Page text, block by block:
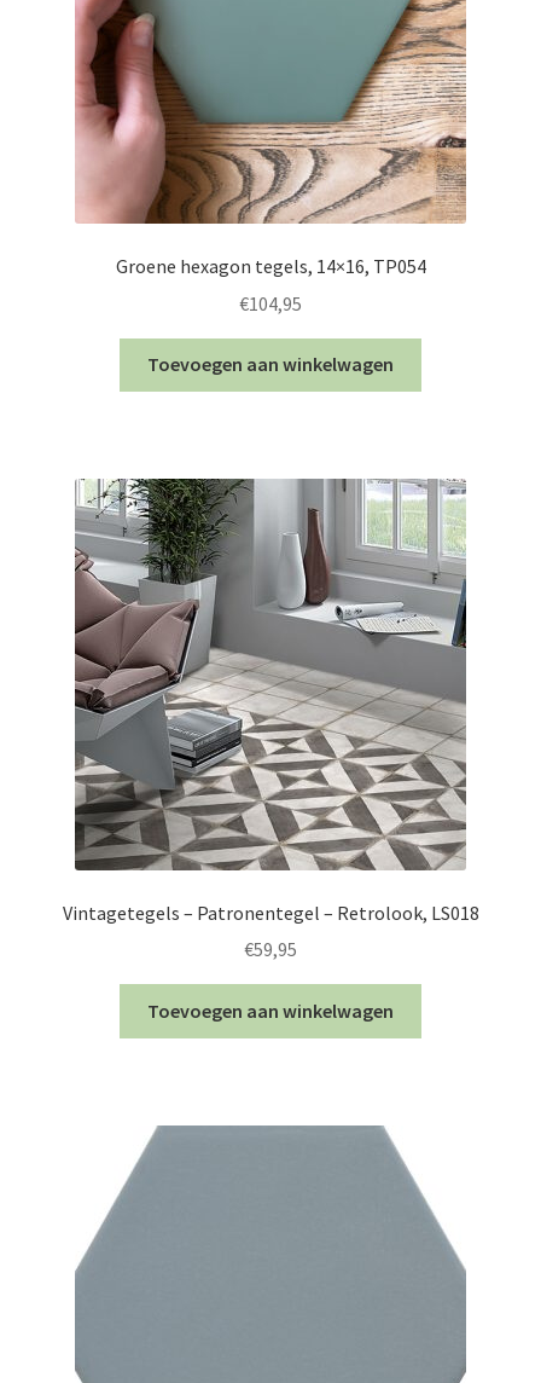
Groene hexagon tegels, 14×16, TP054
€104,95
Toevoegen aan winkelwagen
Vintagetegels – Patronentegel – Retrolook, LS018
€59,95
Toevoegen aan winkelwagen